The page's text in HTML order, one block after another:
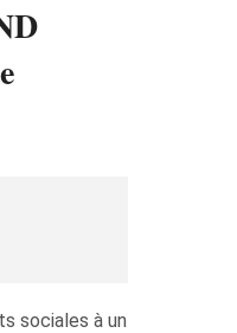
sociales à un